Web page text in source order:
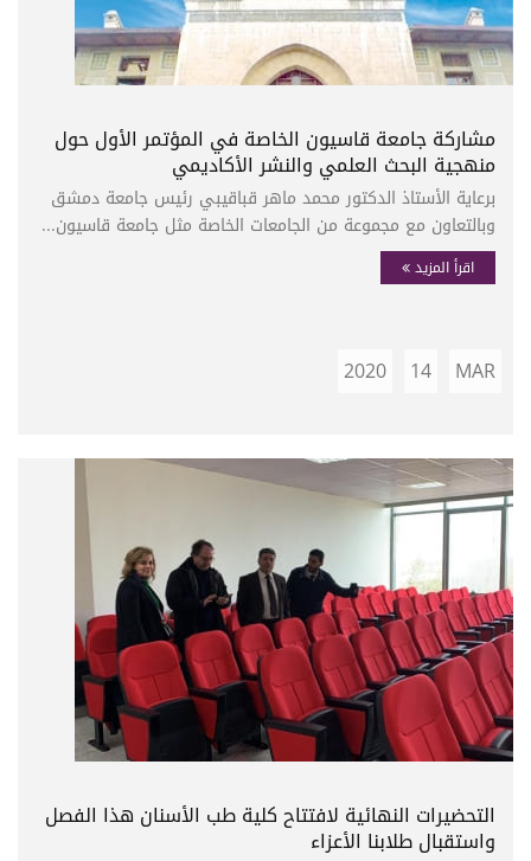
مشاركة جامعة قاسيون الخاصة في المؤتمر الأول حول
منهجية البحث العلمي والنشر الأكاديمي
برعاية الأستاذ الدكتور محمد ماهر قباقيبي رئيس جامعة دمشق
وبالتعاون مع مجموعة من الجامعات الخاصة مثل جامعة قاسيون...
اقرأ المزيد
MAR
14
2020
التحضيرات النهائية لافتتاح كلية طب الأسنان هذا الفصل
واستقبال طلابنا الأعزاء